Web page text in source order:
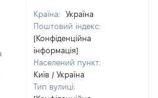
Країна:
Україна
Поштовий індекс:
[Конфіденційна
інформація]
Населений пункт:
Київ / Україна
Тип вулиці: